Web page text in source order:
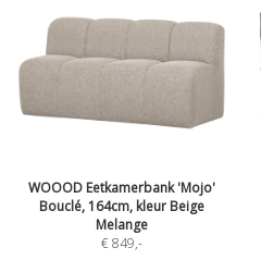
WOOOD Eetkamerbank 'Mojo'
Bouclé, 164cm, kleur Beige
Melange
€ 849,-